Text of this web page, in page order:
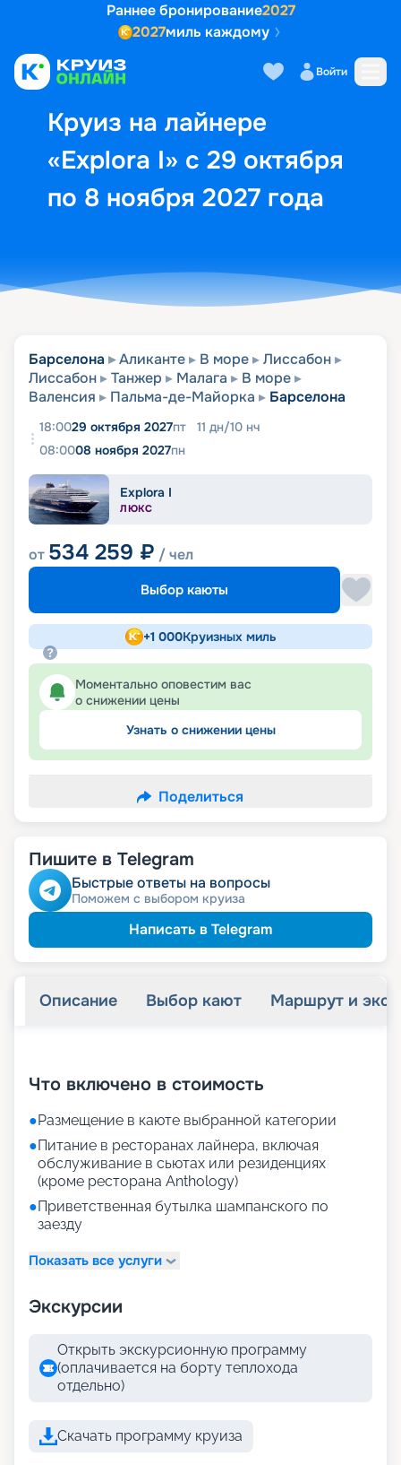
Раннее бронирование2027
2027миль каждому
Войти
Круиз на лайнере
«Explora I» с 29 октября
по 8 ноября 2027 года
Выбор кают Маршрут и
Барселона Аликанте В море
Лиссабон
Лиссабон
Танжер Малага
В море
Валенсия
Пальма-де-Майорка Барселона
18:0029 октября 2027пт 11 дн/10 нч
08:0008 ноября 2027пн
Explora I
ЛЮКС
от 534 259 ₽ / чел
Выбор каюты
+1 000Круизных миль
Моментально оповестим вас
о снижении цены
Узнать о снижении цены
Поделиться
Пишите в Telegram
Быстрые ответы на вопросы
Поможем с выбором круиза
Написать в Telegram
Описание Выбор кают Маршрут и
Что включено в стоимость
●Размещение в каюте выбранной категории
●Питание в ресторанах лайнера, включая
обслуживание в сьютах или резиденциях
(кроме ресторана Anthology)
●Приветственная бутылка шампанского по
заезду
Показать все услуги
Экскурсии
Открыть экскурсионную программу
(оплачивается на борту теплохода
отдельно)
Скачать программу круиза